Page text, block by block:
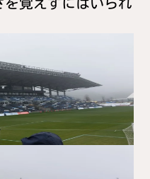
を覚えずにはいられ